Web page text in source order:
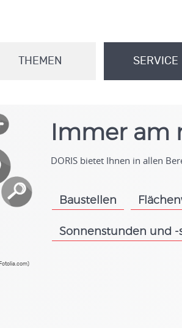
THEMEN SERVICE
Immer am
DORIS bietet Ihnen in allen
Baustellen
.
Sonnenstunden und -